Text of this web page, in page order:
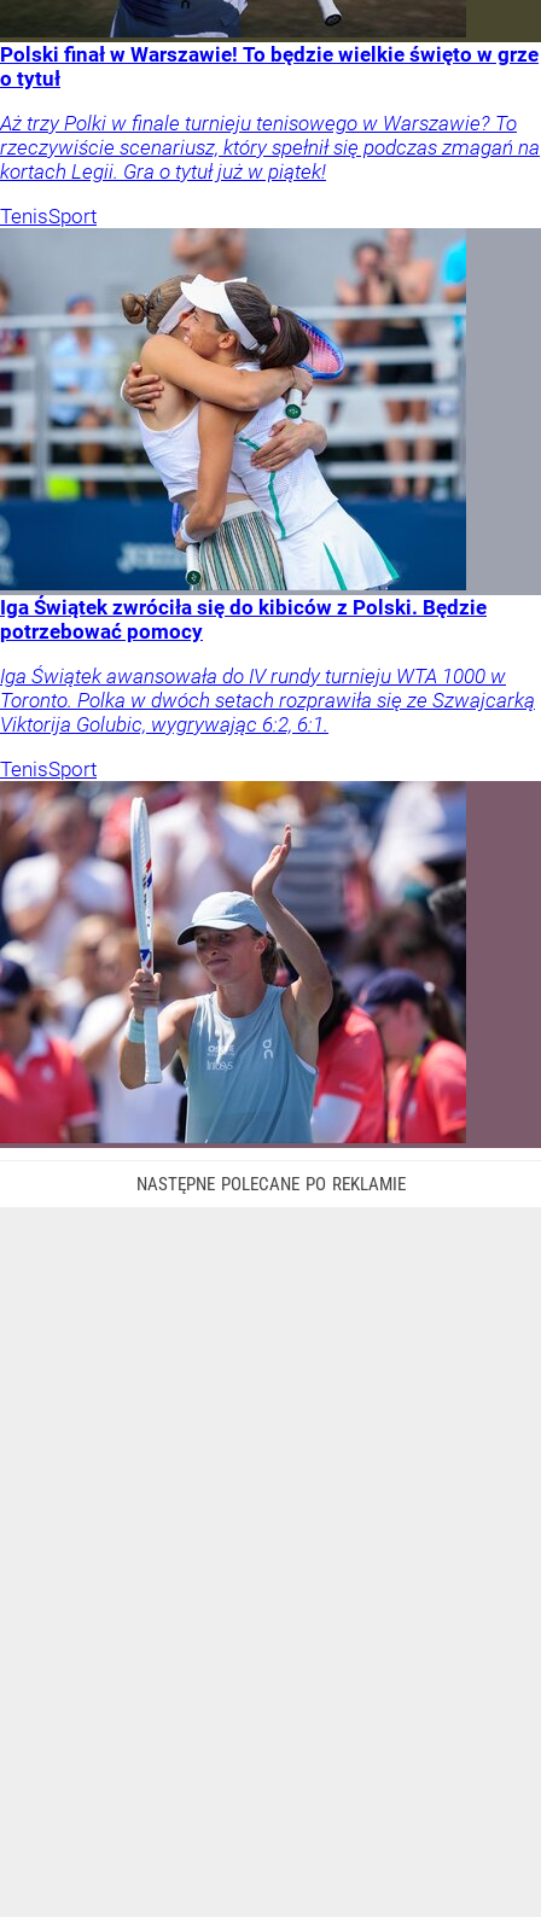
Polski finał w Warszawie! To będzie wielkie święto w grze
o tytuł
Aż trzy Polki w finale turnieju tenisowego w Warszawie? To
rzeczywiście scenariusz, który spełnił się podczas zmagań na
kortach Legii. Gra o tytuł już w piątek!
TenisSport
Iga Świątek zwróciła się do kibiców z Polski. Będzie
potrzebować pomocy
Iga Świątek awansowała do IV rundy turnieju WTA 1000 w
Toronto. Polka w dwóch setach rozprawiła się ze Szwajcarką
Viktorija Golubic, wygrywając 6:2, 6:1.
TenisSport